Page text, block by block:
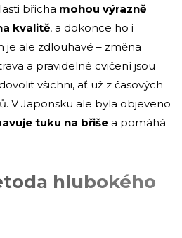
břicha mohou výrazně
kvalitě, a dokonce ho i
je ale zdlouhavé – změna
a pravidelné cvičení jsou
všichni, ať už z časových
V Japonsku ale byla objeveno
tuku na břiše a pomáhá
hlubokého